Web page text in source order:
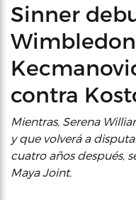
Sinner
contra
Mientras, Serena
y que volverá a
cuatro años después,
Maya Joint.